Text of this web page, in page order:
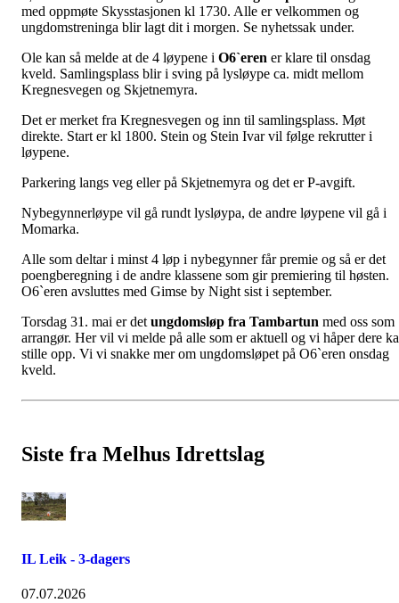
med oppmøte Skysstasjonen kl 1730. Alle er velkommen og
ungdomstreninga blir lagt dit i morgen. Se nyhetssak under.
Ole kan så melde at de 4 løypene i O6`eren er klare til onsdag
kveld. Samlingsplass blir i sving på lysløype ca. midt mellom
Kregnesvegen og Skjetnemyra.
Det er merket fra Kregnesvegen og inn til samlingsplass. Møt
direkte. Start er kl 1800. Stein og Stein Ivar vil følge rekrutter i
løypene.
Parkering langs veg eller på Skjetnemyra og det er P-avgift.
Nybegynnerløype vil gå rundt lysløypa, de andre løypene vil gå i
Momarka.
Alle som deltar i minst 4 løp i nybegynner får premie og så er det
poengberegning i de andre klassene som gir premiering til høsten.
O6`eren avsluttes med Gimse by Night sist i september.
Torsdag 31. mai er det ungdomsløp fra Tambartun med oss som
arrangør. Her vil vi melde på alle som er aktuell og vi håper dere
stille opp. Vi vi snakke mer om ungdomsløpet på O6`eren onsdag
kveld.
Siste fra Melhus Idrettslag
IL Leik - 3-dagers
07.07.2026